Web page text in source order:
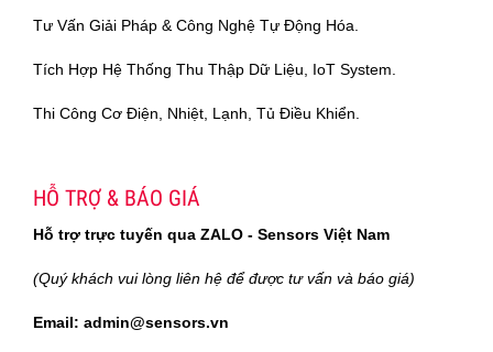
Tư Vấn Giải Pháp & Công Nghệ Tự Động Hóa.
Tích Hợp Hệ Thống Thu Thập Dữ Liệu, IoT System.
Thi Công Cơ Điện, Nhiệt, Lạnh, Tủ Điều Khiển.
HỖ TRỢ & BÁO GIÁ
Hỗ trợ trực tuyến qua ZALO - Sensors Việt Nam
(Quý khách vui lòng liên hệ để được tư vấn và báo giá)
Email: admin@sensors.vn